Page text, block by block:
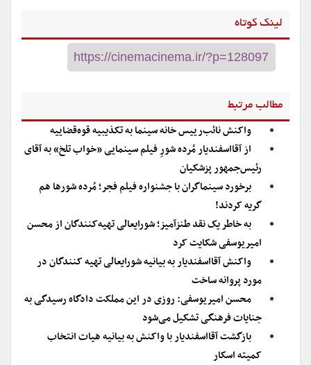
لینک کوتاه
مطالب مرتبط
واکنش نائب‌رییس خانه سینما به تکذیبیه قوه‌قضاییه
از آقااسفندیار مُرده شورِ فیلم سینمایی «خواب تلخ» به آقای
رئیس‌جمهور پزشکیان
برخورد سینماگران با جشنواره فیلم فجر؛ مُرده شورها هم
گریه کردند!
به خاطر یک نقد طنزآمیز؛ شورایعالی تهیه‌کنندگان از محسن
امیریوسفی شکایت کرد
واکنش آقااسفندیار به بیانیه شورایعالی تهیه کنندگان در
مورد پروانه ساخت
محسن امیریوسفی: روزی در این مملکت دادگاه رسیدگی به
جنایات فرهنگی تشکیل می‌شود
بازگشت آقااسفندیار با واکنش به بیانیه هیات انتخاب
کمیته اسکار